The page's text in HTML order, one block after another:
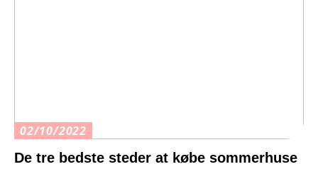
02/10/2022
De tre bedste steder at købe sommerhuse